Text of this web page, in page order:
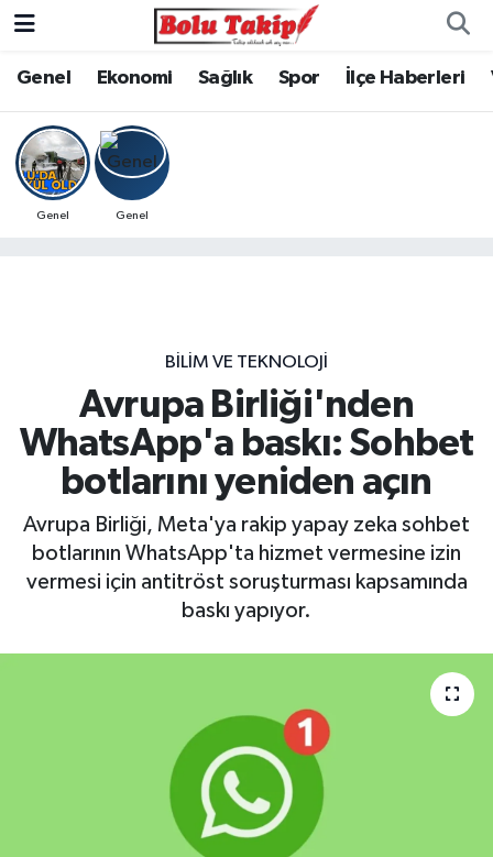
Genel Ekonomi Sağlık Spor İlçe Haberleri
Genel Genel
BILIM VE TEKNOLOJI
Avrupa Birliği'nden
WhatsApp'a baskı: Sohbet
botlarını yeniden açın
Avrupa Birliği, Meta'ya rakip yapay zeka sohbet
botlarının WhatsApp'ta hizmet vermesine izin
vermesi için antitröst soruşturması kapsamında
baskı yapıyor.